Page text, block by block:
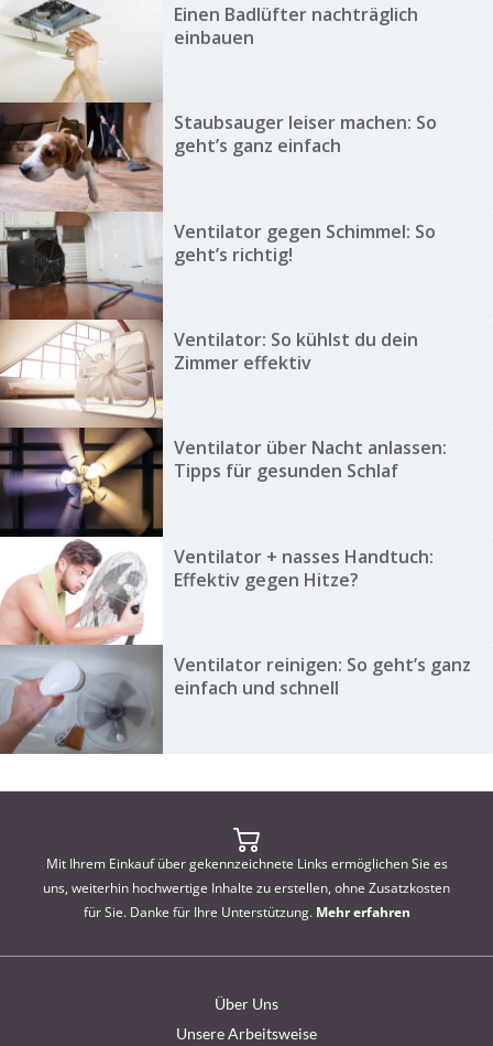
Einen Badlüfter nachträglich
einbauen
Staubsauger leiser machen: So
geht’s ganz einfach
Ventilator gegen Schimmel: So
geht’s richtig!
Ventilator: So kühlst du dein
Zimmer effektiv
Ventilator über Nacht anlassen:
Tipps für gesunden Schlaf
Ventilator + nasses Handtuch:
Effektiv gegen Hitze?
Ventilator reinigen: So geht’s ganz
einfach und schnell
Mit Ihrem Einkauf über gekennzeichnete Links ermöglichen Sie es
uns, weiterhin hochwertige Inhalte zu erstellen, ohne Zusatzkosten
für Sie. Danke für Ihre Unterstützung. Mehr erfahren
Über Uns
Unsere Arbeitsweise